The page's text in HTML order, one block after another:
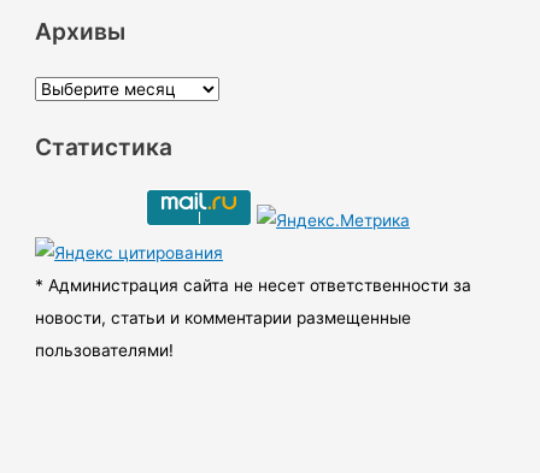
Архивы
А
х
ы
Статистика
* Администрация сайта не несет ответственности за
новости, статьи и комментарии размещенные
пользователями!